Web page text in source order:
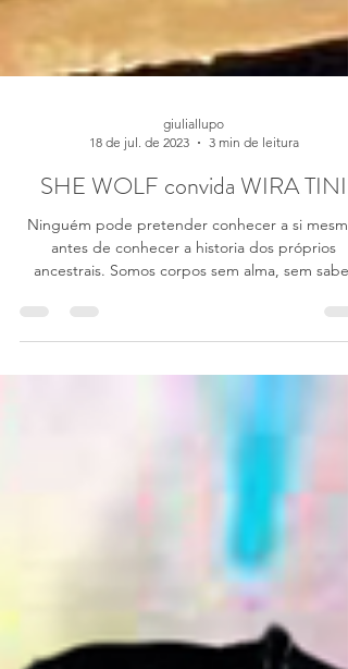
18 de jul. de 2023
3 min de leitura
SHE WOLF convida WIRA TINI
Ninguém pode pretender conhecer a si
ancestrais. Somos corpos sem alma, sem saber
isso....